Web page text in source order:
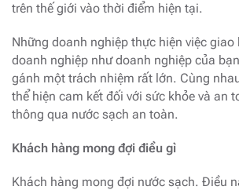
trên thế giới vào thời điểm hiện tại.
Những doanh nghiệp thực hiện việc
doanh nghiệp như doanh nghiệp của
gánh một trách nhiệm rất lớn. Cùng
thể hiện cam kết đối với sức khỏe và an
thông qua nước sạch an toàn.
Khách hàng mong đợi điều gì
Khách hàng mong đợi nước sạch. Điều